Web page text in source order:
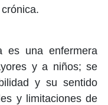
es una enfermera
y a niños; se
y su sentido
y limitaciones de